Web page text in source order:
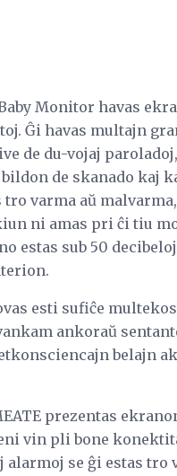
Monitor havas
Ĝi havas multajn
de du-vojaj
de skanado kaj
varma aŭ
ni amas pri ĉi tiu
estas sub 50
esti sufiĉe
ankoraŭ
belajn
prezentas
vin pli bone
se ĝi estas tro